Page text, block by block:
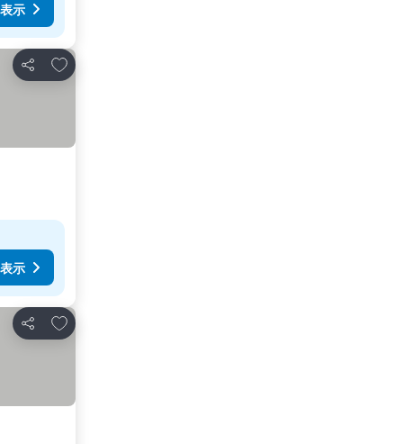
示
シェア
お気に入りに追加
示
シェア
お気に入りに追加